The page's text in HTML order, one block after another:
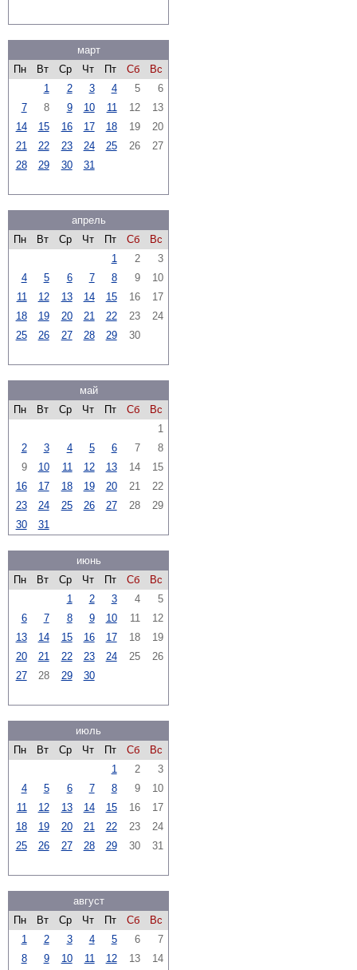
март
Пн
Вт Ср Чт Пт Сб
Вс
1
2 3 4 5
6
7
8 9 10 11 12
13
14
15 16 17 18 19
20
21
22 23 24 25 26
27
28
29 30 31
апрель
Пн
Вт Ср Чт Пт Сб
Вс
1
2
3
4
5 6 7 8 9
10
11
12 13 14 15 16
17
18
19 20 21 22 23
24
25
26 27 28 29 30
май
Пн
Вт Ср Чт Пт Сб
Вс
1
2
3 4 5 6 7
8
9
10 11 12 13 14
15
16
17 18 19 20 21
22
23
24 25 26 27 28
29
30
31
июнь
Пн
Вт Ср Чт Пт Сб
Вс
1
2 3 4
5
6
7 8 9 10 11
12
13
14 15 16 17 18
19
20
21 22 23 24 25
26
27
28 29 30
июль
Пн
Вт Ср Чт Пт Сб
Вс
1
2
3
4
5 6 7 8 9
10
11
12 13 14 15 16
17
18
19 20 21 22 23
24
25
26 27 28 29 30 31
август
Пн
Вт Ср Чт Пт Сб
Вс
1
2 3 4 5 6
7
8
9 10 11 12 13
14